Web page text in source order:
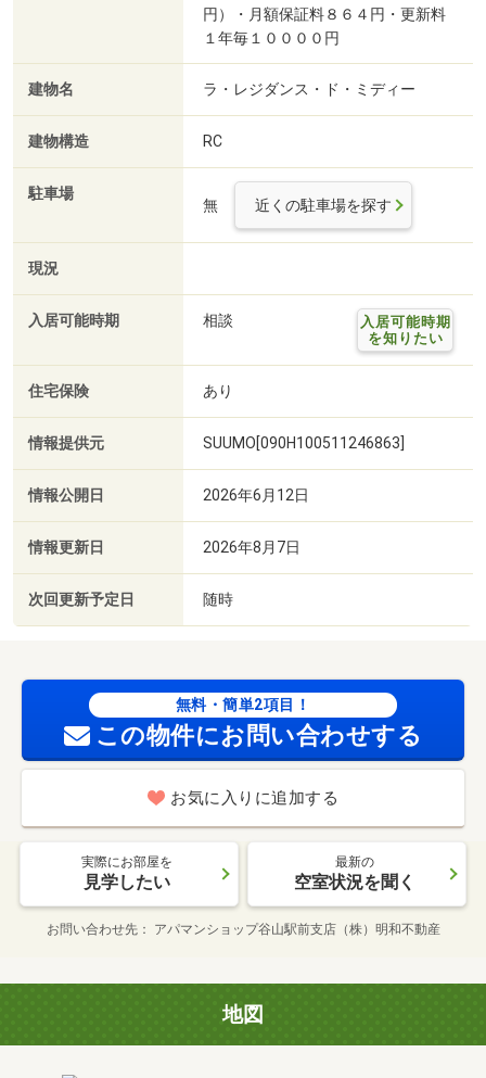
円）・月額保証料８６４円・更新料
１年毎１００００円
建物名 ラ・レジダンス・ド・ミディー
建物構造 RC
駐車場
無 近くの駐車場を探す
現況
入居可能時期 相談
入居可能時期
を知りたい
住宅保険 あり
情報提供元 SUUMO[090H100511246863]
情報公開日 2026年6月12日
情報更新日 2026年8月7日
次回更新予定日 随時
無料・簡単2項目！
この物件にお問い合わせする
お気に入りに追加する
実際にお部屋を
見学したい
最新の
空室状況を聞く
お問い合わせ先 アパマンショップ谷山駅前支店（株）明和不動産
地図